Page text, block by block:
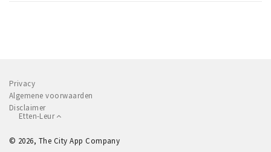
Privacy
Algemene voorwaarden
Disclaimer
Etten-Leur
© 2026, The City App Company